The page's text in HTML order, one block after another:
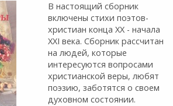
В настоящий сборник
включены стихи поэтов-
христиан конца XX - начала
XXI века. Сборник рассчитан
на людей, которые
интересуются вопросами
христианской веры, любят
поэзию, заботятся о своем
духовном состоянии.